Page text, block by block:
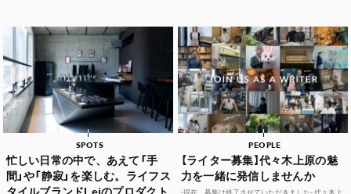
SPOTS
忙しい日常の中で、あえて「手
間」や「静寂」を楽しむ。ライフス
PEOPLE
【ライター募集】代々木上原の魅
力を一緒に発信しませんか
-現在、募集は終了させていただきました- 代々木上